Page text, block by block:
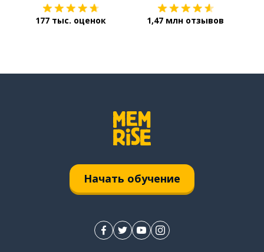
177 тыс. оценок 1,47 млн отзывов
Начать обучение